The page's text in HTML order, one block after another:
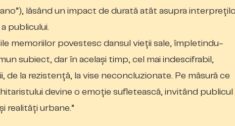
lăsând un impact de durată atât asupra
publicului.
memoriilor povestesc dansul vieții sale, împletindu-
subiect, dar în același timp, cel mai indescifrabil,
la rezistență, la vise neconcluzionate. Pe măsură ce
devine o emoție sufletească, invitând publicul
realități urbane.”